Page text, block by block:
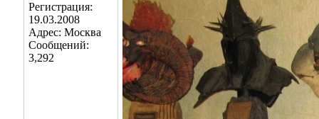
Регистрация:
19.03.2008
Адрес: Москва
Сообщений:
3,292